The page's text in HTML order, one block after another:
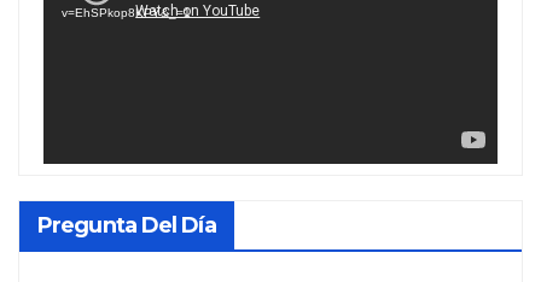
v=EhSPkop8KPY&_=1
Pregunta Del Día